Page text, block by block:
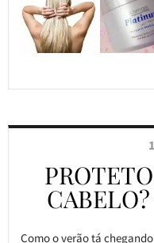
Como o verão tá